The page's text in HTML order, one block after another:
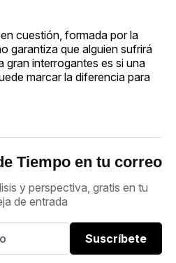
cuestión, formada por la
garantiza que alguien sufrirá
gran interrogantes es si una
marcar la diferencia para
Tiempo en tu correo
y perspectiva, gratis en tu
de entrada
Suscríbete